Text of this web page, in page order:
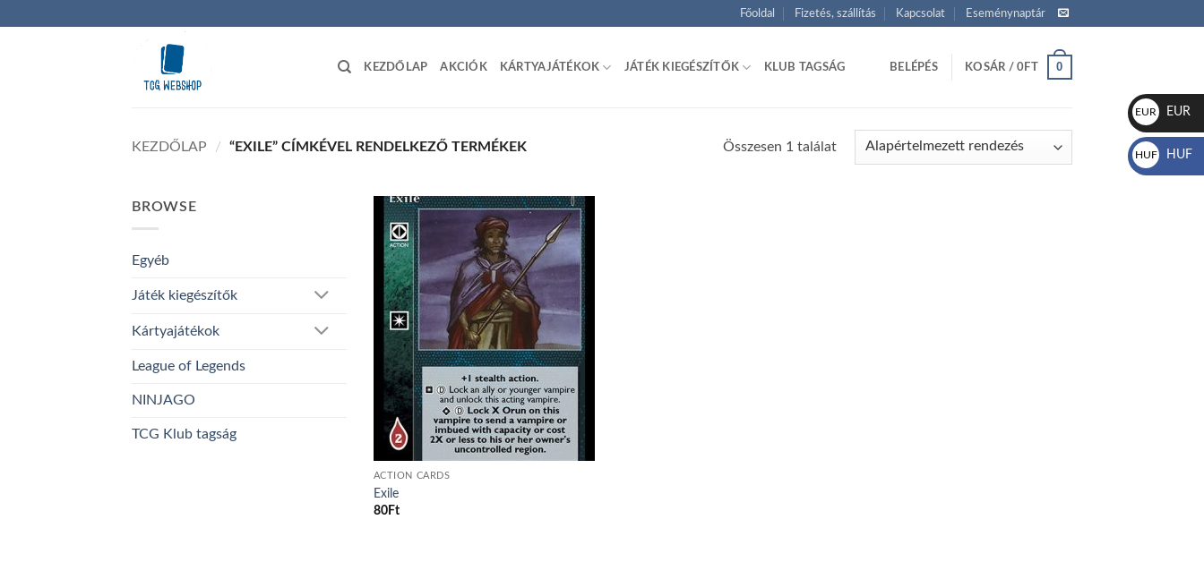
Főoldal Fizetés, szállítás Kapcsolat Eseménynaptár
KEZDŐLAP AKCIÓK KÁRTYAJÁTÉKOK JÁTÉK KIEGÉSZÍTŐK KLUB TAGSÁG BELÉPÉS KOSÁR /0FT 0
KEZDŐLAP / “EXILE” CÍMKÉVEL RENDELKEZŐ TERMÉKEK Összesen 1 találat
BROWSE
Egyéb
Játék kiegészítők
Kártyajátékok
League of Legends
NINJAGO
TCG Klub tagság
Add to
wishlist
ACTION CARDS
Exile
80Ft
EUR
€
EUR
HUF
Ft
HUF